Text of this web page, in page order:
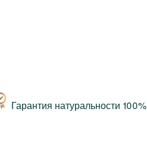
Гарантия натуральности 100%